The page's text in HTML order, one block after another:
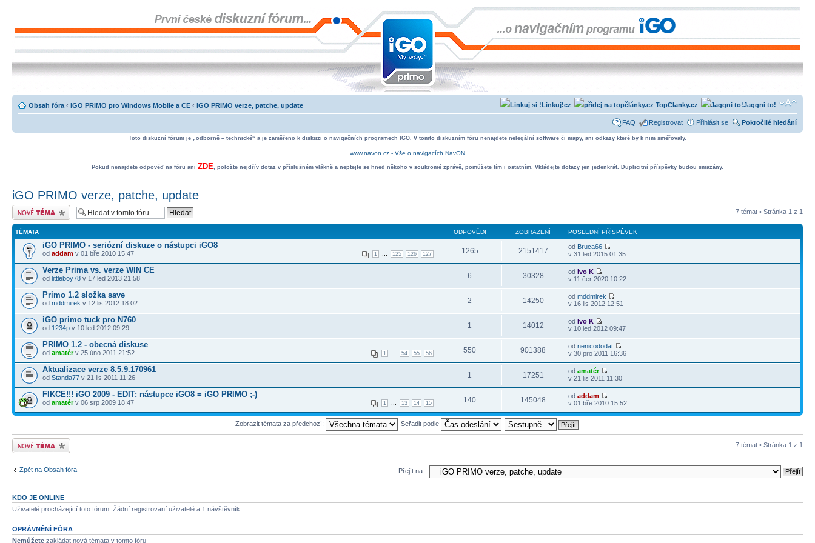
Obsah fóra ‹ iGO PRIMO pro Windows Mobile a CE ‹ iGO PRIMO verze, patche, update Jaggni to!
TopClanky.cz
Linkuj!cz
FAQ Registrovat Přihlásit se Pokročilé hledání
Toto diskuzní fórum je „odborně – technické“ a je zaměřeno k diskuzi o navigačních programech IGO. V tomto diskuzním fóru nenajdete nelegální software či mapy, ani odkazy které by k nim směřovaly.
www.navon.cz - Vše o navigacích NavON
Pokud nenajdete odpověď na fóru ani ZDE, položte nejdřív dotaz v příslušném vlákně a neptejte se hned někoho v soukromé zprávě, pomůžete tím i ostatním. Vkládejte dotazy jen jedenkrát. Duplicitní příspěvky budou smazány.
iGO PRIMO verze, patche, update
Odeslat nové téma 7 témat • Stránka 1 z 1
TÉMATA ODPOVĚDI ZOBRAZENÍ POSLEDNÍ PŘÍSPĚVEK
iGO PRIMO - seriózní diskuze o nástupci iGO8
1 125 126 127
od addam v 01 bře 2010 15:47 1265 2151417 od Bruca66
v 31 led 2015 01:35
Verze Prima vs. verze WIN CE
od littleboy78 v 17 led 2013 21:58 6 30328 odIvo K
v 11 čer 2020 10:22
Primo 1.2 složka save
od mddmirek v 12 lis 2012 18:02 2 14250 odmddmirek
v 16 lis 2012 12:51
iGO primo tuck pro N760
od 1234p v 10 led 2012 09:29 1 14012 odIvo K
v 10 led 2012 09:47
PRIMO 1.2 - obecná diskuse
1 54 55 56
od amatérv 25 úno 2011 21:52 550 901388 odnenicododat
v 30 pro 2011 16:36
Aktualizace verze 8.5.9.170961
od Standa77 v 21 lis 2011 11:26 1 17251 odamatér
v 21 lis 2011 11:30
FIKCE!!! iGO 2009 - EDIT: nástupce iGO8 = iGO PRIMO ;-)
1 13 14 15
od amatérv 06 srp 2009 18:47 140 145048 odaddam
v 01 bře 2010 15:52
Zobrazit témata za předchozí: Seřadit podle
Odeslat nové téma 7 témat • Stránka 1 z 1
Zpět na Obsah fóra Přejít na:
KDO JE ONLINE
Uživatelé procházející toto fórum: Žádní registrovaní uživatelé a 1 návštěvník
OPRÁVNĚNÍ FÓRA
Nemůžete zakládat nová témata v tomto fóru